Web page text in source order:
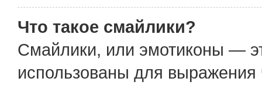
Что такое смайлики?
Смайлики, или эмотиконы —
использованы для выражения